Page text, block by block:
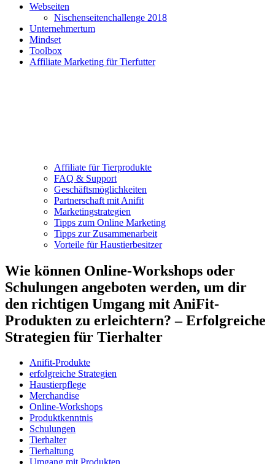
Webseiten
Nischenseitenchallenge 2018
Unternehmertum
Mindset
Toolbox
Affiliate Marketing für Tierfutter
Affiliate für Tierprodukte
FAQ & Support
Geschäftsmöglichkeiten
Partnerschaft mit Anifit
Marketingstrategien
Tipps zum Online Marketing
Tipps zur Zusammenarbeit
Vorteile für Haustierbesitzer
Wie können Online-Workshops oder
Schulungen angeboten werden, um dir
den richtigen Umgang mit AniFit-
Produkten zu erleichtern? – Erfolgreiche
Strategien für Tierhalter
Anifit-Produkte
erfolgreiche Strategien
Haustierpflege
Merchandise
Online-Workshops
Produktkenntnis
Schulungen
Tierhalter
Tierhaltung